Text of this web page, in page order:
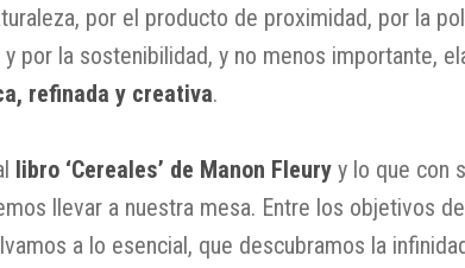
por el producto de proximidad, por la
por la sostenibilidad, y no menos importante,
refinada y creativa.
libro ‘Cereales’ de Manon Fleury y lo que con
llevar a nuestra mesa. Entre los objetivos
a lo esencial, que descubramos la